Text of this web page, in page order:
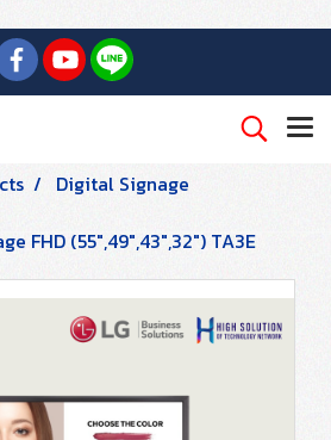
Digital Signage
FHD (55",49",43",32") TA3E